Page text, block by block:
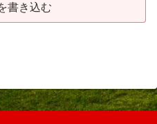
書き込む